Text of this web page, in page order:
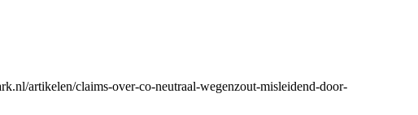
artikelen/claims-over-co-neutraal-wegenzout-misleidend-door-